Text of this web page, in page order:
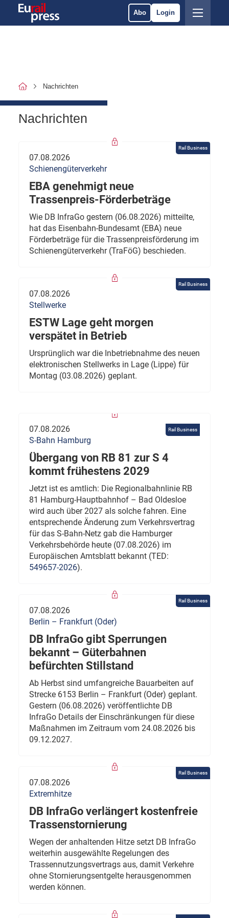
Abo Login
Nachrichten
Nachrichten
Rail Business
07.08.2026
Schienengüterverkehr
EBA genehmigt neue
Trassenpreis-Förderbeträge
Wie DB InfraGo gestern (06.08.2026) mitteilte,
hat das Eisenbahn-Bundesamt (EBA) neue
Förderbeträge für die Trassenpreisförderung im
Schienengüterverkehr (TraFöG) beschieden.
Rail Business
07.08.2026
Stellwerke
ESTW Lage geht morgen
verspätet in Betrieb
Ursprünglich war die Inbetriebnahme des neuen
elektronischen Stellwerks in Lage (Lippe) für
Montag (03.08.2026) geplant.
Rail Business
07.08.2026
S-Bahn Hamburg
Übergang von RB 81 zur S 4
kommt frühestens 2029
Jetzt ist es amtlich: Die Regionalbahnlinie RB
81 Hamburg-Hauptbahnhof – Bad Oldesloe
wird auch über 2027 als solche fahren. Eine
entsprechende Änderung zum Verkehrsvertrag
für das S-Bahn-Netz gab die Hamburger
Verkehrsbehörde heute (07.08.2026) im
Europäischen Amtsblatt bekannt (TED:
549657-2026).
Rail Business
07.08.2026
Berlin – Frankfurt (Oder)
DB InfraGo gibt Sperrungen
bekannt – Güterbahnen
befürchten Stillstand
Ab Herbst sind umfangreiche Bauarbeiten auf
Strecke 6153 Berlin – Frankfurt (Oder) geplant.
Gestern (06.08.2026) veröffentlichte DB
InfraGo Details der Einschränkungen für diese
Maßnahmen im Zeitraum vom 24.08.2026 bis
09.12.2027.
Rail Business
07.08.2026
Extremhitze
DB InfraGo verlängert kostenfreie
Trassenstornierung
Wegen der anhaltenden Hitze setzt DB InfraGo
weiterhin ausgewählte Regelungen des
Trassennutzungsvertrags aus, damit Verkehre
ohne Stornierungsentgelte herausgenommen
werden können.